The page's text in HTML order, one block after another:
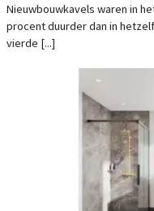
Nieuwbouwkavels waren in
procent duurder dan in
vierde [...]